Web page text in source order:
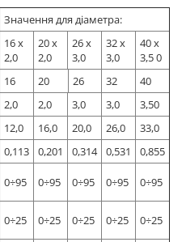
Значення для діаметра:
16 х
2,0
20 х
2,0
26 х
3,0
32 х
3,0
40 х
3,5 0
16 20 26 32
40
2,0 2,0 3,0 3,0
3,50
12,0 16,0 20,0 26,0
33,0
0,113 0,201 0,314 0,531
0,855
0÷95 0÷95 0÷95 0÷95 0÷95
0÷25 0÷25 0÷25 0÷25 0÷25